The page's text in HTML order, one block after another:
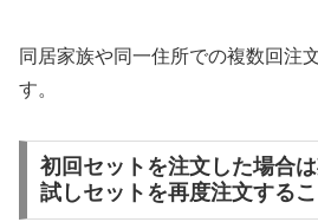
同居家族や同一住所での複数回注
す。
初回セットを注文した場合
試しセットを再度注文する